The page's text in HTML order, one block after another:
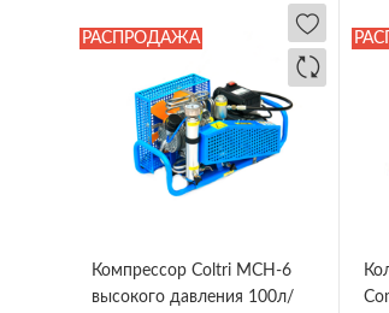
РАСПРОДАЖА
Компрессор Coltri MCH-6
высокого давления 100л/